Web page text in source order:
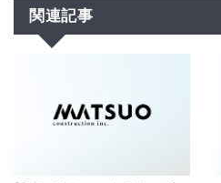
関連記事